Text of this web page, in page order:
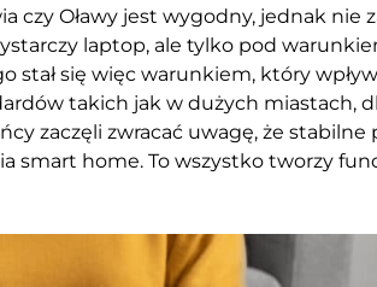
czy Oławy jest wygodny, jednak nie
laptop, ale tylko pod
się więc warunkiem, który
takich jak w dużych miastach,
zaczęli zwracać uwagę, że stabilne
smart home. To wszystko tworzy